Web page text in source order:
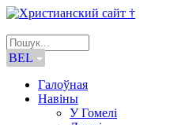
BEL
Галоўная
Навіны
У Гомелі